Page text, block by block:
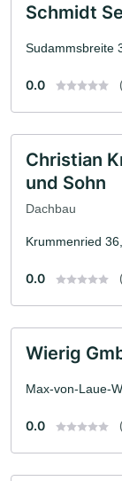
Schmidt
Sudammsbreite
0.0
Christian
und Sohn
Dachbau
Krummenried
0.0
Wierig
Max-von-Laue-
0.0